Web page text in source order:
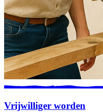
Vrijwilliger worden